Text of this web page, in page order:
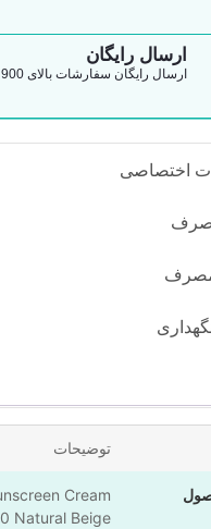
ارسال رایگان
ارسال رایگان سفارشات بالای 900 هزارتومان
اختصاصی
توضیحات
Cream
Natural Beige